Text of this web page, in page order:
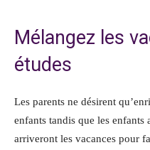
Mélangez les
études
Les parents ne désirent
enfants tandis que les enfants
arriveront les vacances pour